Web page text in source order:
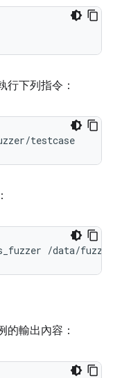
行下列指令：
的輸出內容：